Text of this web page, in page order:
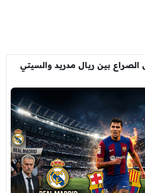
بين ريال مدريد والسيتي